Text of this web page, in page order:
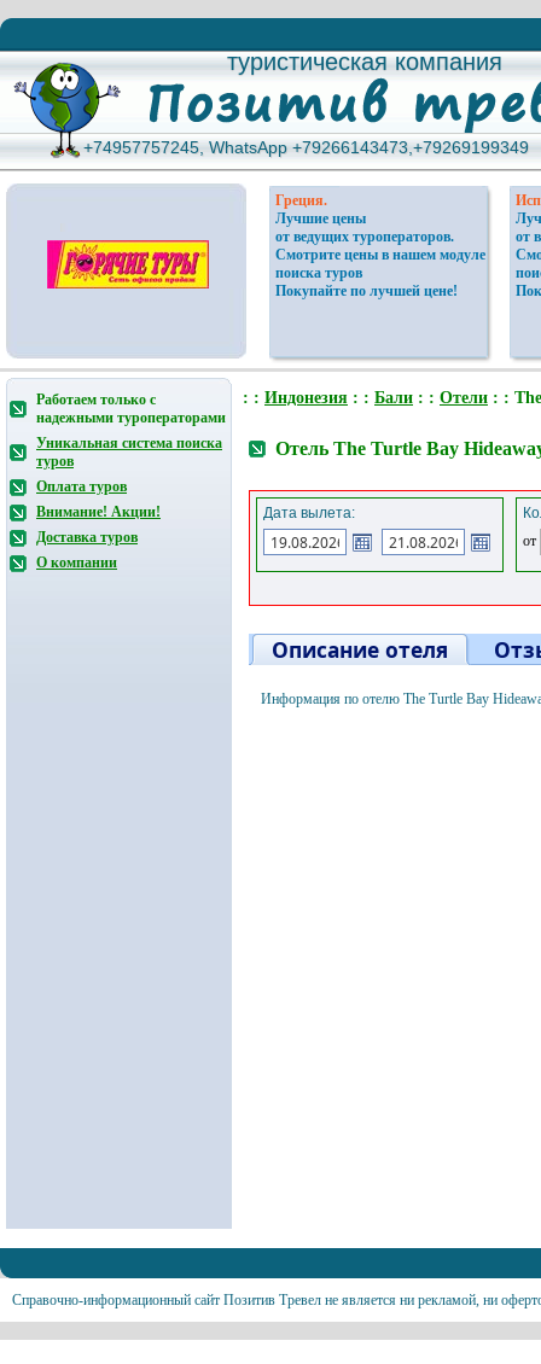
туристическая компания
туристическая компания
+74957757245, WhatsApp +79266143473,+79269199349
+74957757245, WhatsApp +79266143473,+79269199349
Греция.
Лучшие цены
от ведущих туроператоров.
Смотрите цены в нашем модуле
поиска туров
Покупайте по лучшей цене!
от
Работаем только с
надежными туроператорами
Уникальная система поиска
туров
Оплата туров
Внимание! Акции!
Доставка туров
О компании
: : Индонезия : : Бали : : Отели : :
Отель The Turtle Bay
Дата вылета:
от
Описание отеля
Информация по отелю The Turtle Bay
Справочно-информационный сайт Позитив Тревел не является ни рекламой, ни